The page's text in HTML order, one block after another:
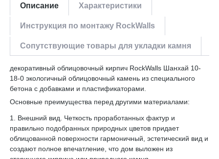
Описание Характеристики
Инструкция по монтажу RockWalls
Сопутствующие товары для укладки камня
декоративный облицовочный кирпич RockWalls Шанхай 10-
18-0 экологичный облицовочный камень из специального
бетона с добавками и пластификаторами.
Основные преимущества перед другими материалами:
1. Внешний вид. Четкость проработанных фактур и
правильно подобранных природных цветов придает
облицованной поверхности гармоничный, эстетический вид и
создают полное впечатление, что дом выложен из